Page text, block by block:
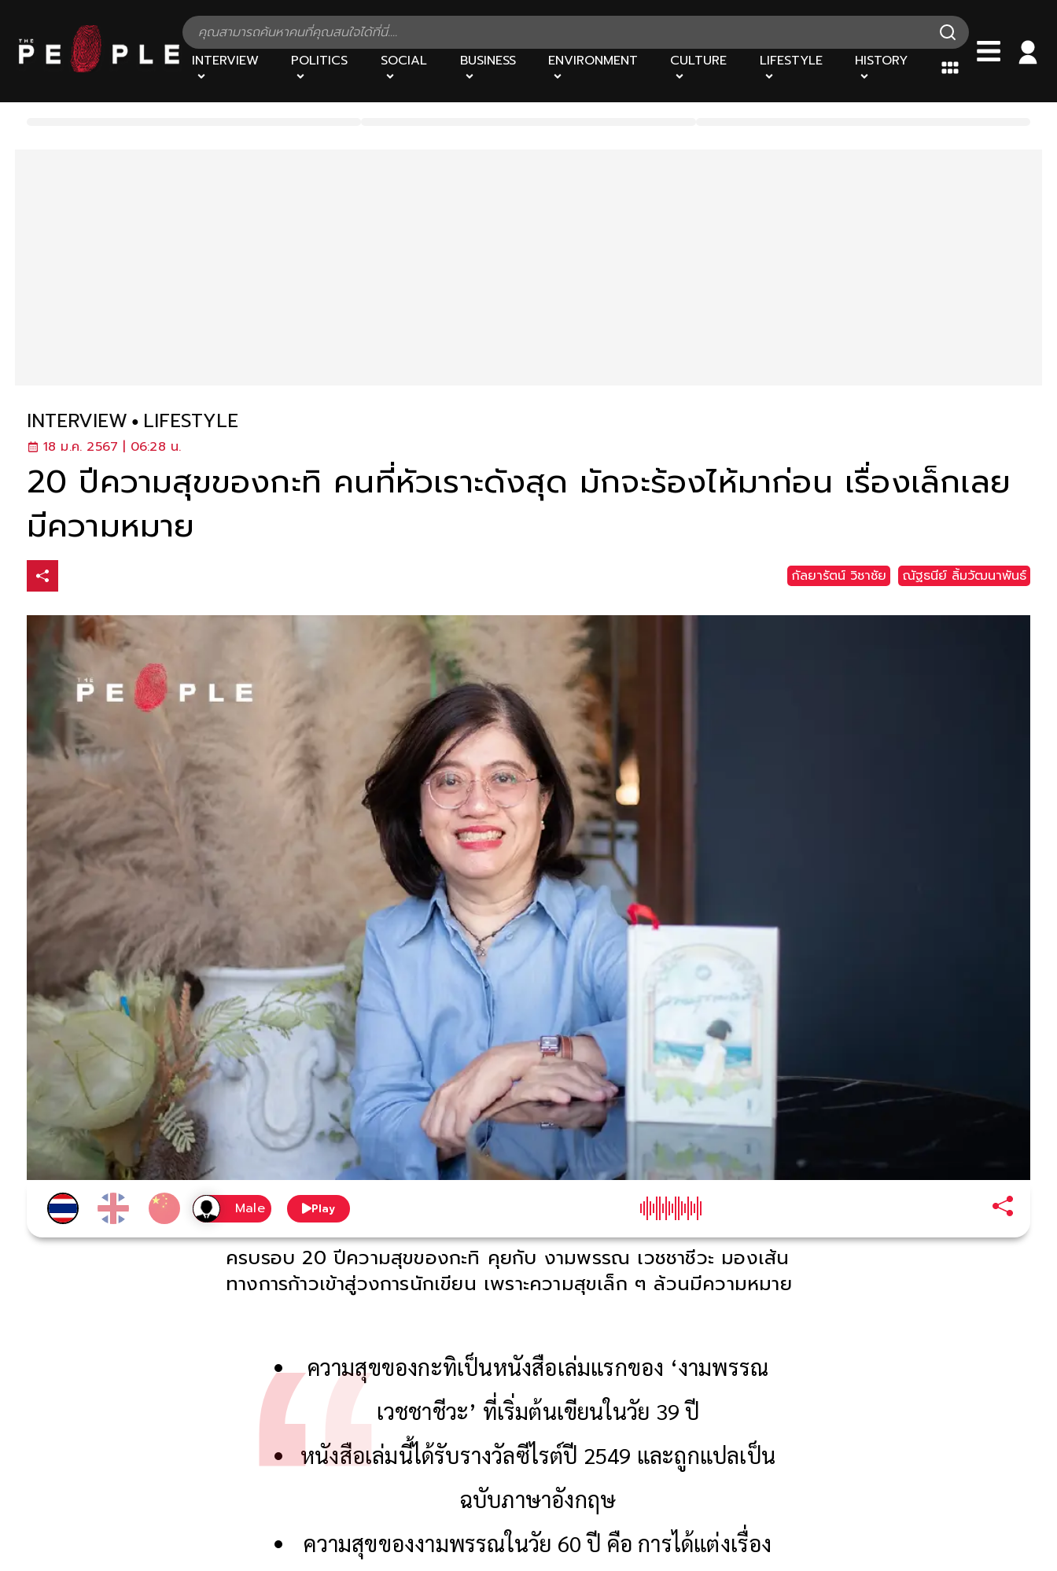
INTERVIEW POLITICS SOCIAL BUSINESS ENVIRONMENT CULTURE LIFESTYLE HISTORY
INTERVIEW LIFESTYLE
18 ม.ค. 2567 | 06:28 น.
20 ปีความสุขของกะทิ คนที่หัวเราะดังสุด มักจะร้องไห้มาก่อน เรื่องเล็กเลย
มีความหมาย
กัลยารัตน์ วิชาชัย ณัฐธนีย์ ลิ้มวัฒนาพันธ์
Play
ครบรอบ 20 ปีความสุขของกะทิ คุยกับ งามพรรณ เวชชาชีวะ มองเส้น
ทางการก้าวเข้าสู่วงการนักเขียน เพราะความสุขเล็ก ๆ ล้วนมีความหมาย
ความสุขของกะทิเป็นหนังสือเล่มแรกของ ‘งามพรรณ
เวชชาชีวะ’ ที่เริ่มต้นเขียนในวัย 39 ปี
หนังสือเล่มนี้ได้รับรางวัลซีไรต์ปี 2549 และถูกแปลเป็น
ฉบับภาษาอังกฤษ
ความสุขของงามพรรณในวัย 60 ปี คือ การได้แต่งเรื่อง